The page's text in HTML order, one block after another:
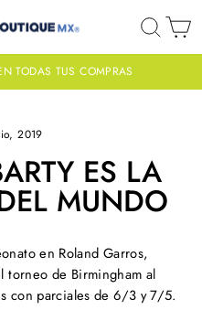
TODAS TUS COMPRAS
2019
ES LA
MUNDO
en Roland Garros,
torneo de Birmingham al
con parciales de 6/3 y 7/5.